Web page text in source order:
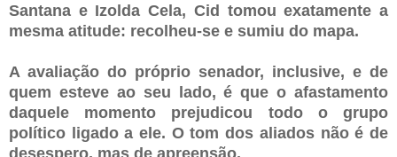
Santana e Izolda Cela, Cid tomou exatamente a
mesma atitude: recolheu-se e sumiu do mapa.
A avaliação do próprio senador, inclusive, e de
quem esteve ao seu lado, é que o afastamento
daquele momento prejudicou todo o grupo
político ligado a ele. O tom dos aliados não é de
desespero, mas de apreensão.